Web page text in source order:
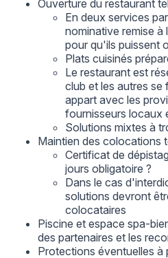
Ouverture du restaurant
En deux services
nominative remise
pour qu'ils puissent
Plats cuisinés
Le restaurant est
club et les autres se
appart avec les
fournisseurs locaux
Solutions mixtes à
Maintien des colocations
Certificat de
jours obligatoire ?
Dans le cas
solutions devront
colocataires
Piscine et espace spa-
des partenaires et les
Protections éventuelles à